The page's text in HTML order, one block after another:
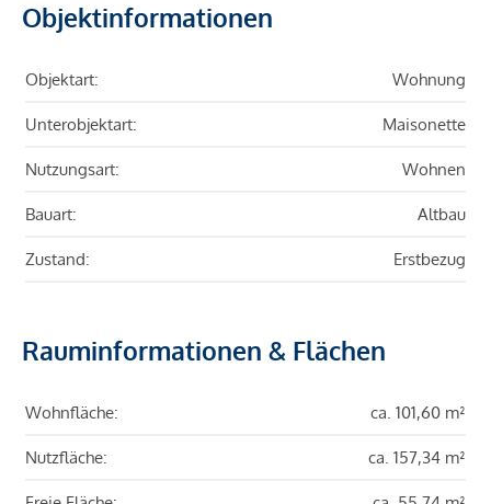
Objektinformationen
Objektart: Wohnung
Unterobjektart: Maisonette
Nutzungsart: Wohnen
Bauart: Altbau
Zustand: Erstbezug
Rauminformationen & Flächen
Wohnfläche: ca. 101,60 m²
Nutzfläche: ca. 157,34 m²